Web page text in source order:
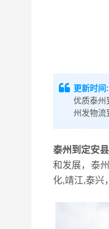
更新时间:
优质泰州
州发物流
泰州到定安
和发展，泰
化,靖江,泰兴